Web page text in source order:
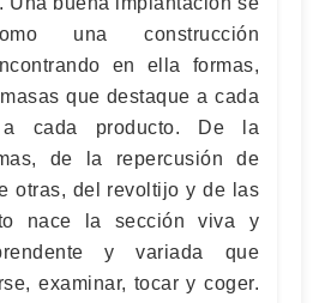
una construcción
en ella formas,
que destaque a cada
cada producto. De la
de la repercusión de
otras, del revoltijo y de las
nace la sección viva y
y variada que
examinar, tocar y coger.